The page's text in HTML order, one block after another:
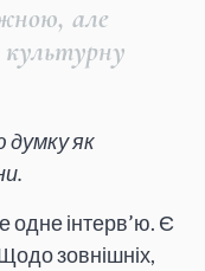
але
культурну
думку як
одне інтерв’ю. Є
зовнішніх,